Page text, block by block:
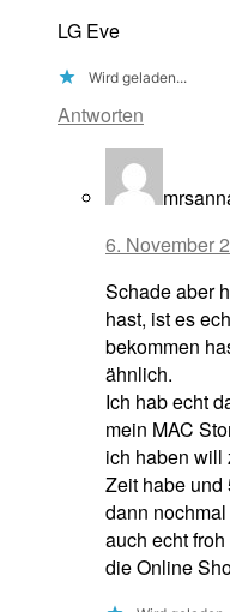
LG Eve
Wird geladen...
Antworten
6. November
Schade aber
hast, ist es
bekommen
ähnlich.
Ich hab echt
mein MAC
ich haben will
Zeit habe und
dann
auch echt
die Online